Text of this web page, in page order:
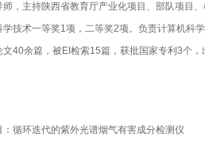
，主持陕西省教育厅产业化项目、部队项目
学技术一等奖1项，二等奖2项。负责计算机科
文40余篇，被 EI 检索15篇，获批国家专利 3个，
循环迭代的紫外光谱烟气有害成分检测仪